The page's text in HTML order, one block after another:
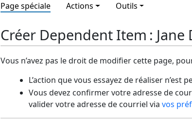
Page spéciale Actions Outils
Créer Dependent Item : Jane
Vous n’avez pas le droit de modifier cette page,
L’action que vous essayez de réaliser n’est
Vous devez confirmer votre adresse de
valider votre adresse de courriel via vos